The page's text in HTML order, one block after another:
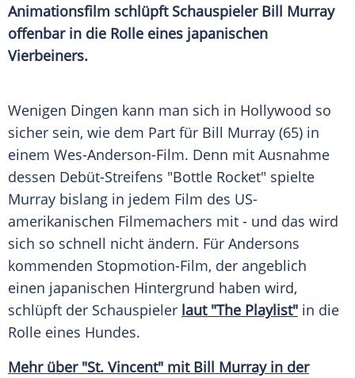
Animationsfilm schlüpft Schauspieler Bill Murray
offenbar in die Rolle eines japanischen
Vierbeiners.
Wenigen Dingen kann man sich in Hollywood so
sicher sein, wie dem Part für Bill Murray (65) in
einem Wes-Anderson-Film. Denn mit Ausnahme
dessen Debüt-Streifens "Bottle Rocket" spielte
Murray bislang in jedem Film des US-
amerikanischen Filmemachers mit - und das wird
sich so schnell nicht ändern. Für Andersons
kommenden Stopmotion-Film, der angeblich
einen japanischen Hintergrund haben wird,
schlüpft der Schauspieler laut "The Playlist" in die
Rolle eines Hundes.
Mehr über "St. Vincent" mit Bill Murrayin der